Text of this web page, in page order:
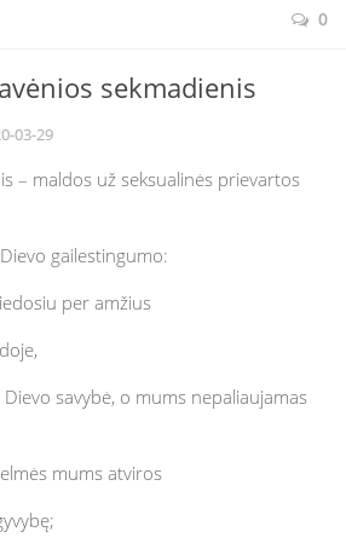
kryžius parapijoje
m. vasara)
paveikslo viešnagė (2008 05 18–06 01)
užsiėmimų tvarkaraštis
0
sekmadienis
03-29
– maldos už seksualinės prievartos
gailestingumo:
per amžius
savybė, o mums nepaliaujamas
mums atviros